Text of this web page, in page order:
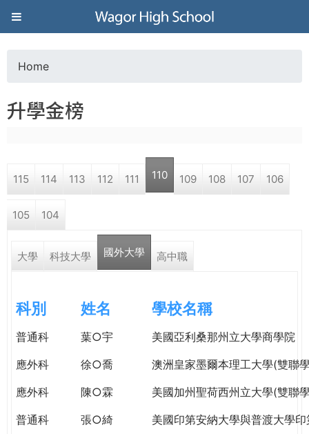
Jump to navigation
葳
格
高
學
格。
o
a
r
e
e
r
e
Home
升學金榜
115 114 113 112 111 110 109 108 107 106
105 104
大學 科技大學 國外大學 高中職
科別 姓名 學校名稱
普通科 葉○宇
美國亞利桑那州立大學商學院
應外科
徐○喬
澳洲皇家墨爾本理工大學(雙聯
應外科
陳○霖
美國加州聖荷西州立大學(雙聯
普通科
張○綺
美國印第安納大學與普渡大學